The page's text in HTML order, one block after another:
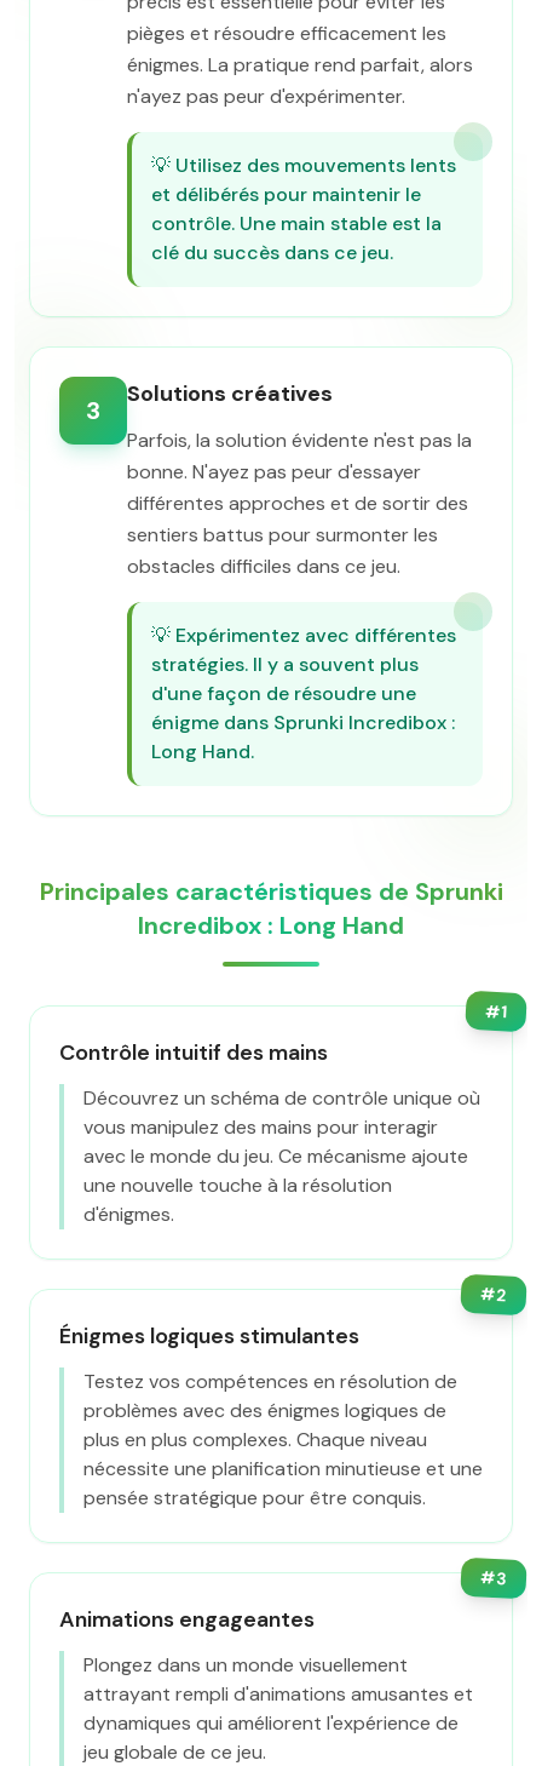
pièges et résoudre efficacement les
énigmes. La pratique rend parfait, alors
n'ayez pas peur d'expérimenter.
💡 Utilisez des mouvements lents
et délibérés pour maintenir le
contrôle. Une main stable est la
clé du succès dans ce jeu.
3
Solutions créatives
Parfois, la solution évidente n'est pas la
bonne. N'ayez pas peur d'essayer
différentes approches et de sortir des
sentiers battus pour surmonter les
obstacles difficiles dans ce jeu.
💡 Expérimentez avec différentes
stratégies. Il y a souvent plus
d'une façon de résoudre une
énigme dans Sprunki Incredibox :
Long Hand.
Principales caractéristiques de Sprunki
Incredibox : Long Hand
#1
Contrôle intuitif des mains
Découvrez un schéma de contrôle unique où
vous manipulez des mains pour interagir
avec le monde du jeu. Ce mécanisme ajoute
une nouvelle touche à la résolution
d'énigmes.
#2
Énigmes logiques stimulantes
Testez vos compétences en résolution de
problèmes avec des énigmes logiques de
plus en plus complexes. Chaque niveau
nécessite une planification minutieuse et une
pensée stratégique pour être conquis.
#3
Animations engageantes
Plongez dans un monde visuellement
attrayant rempli d'animations amusantes et
dynamiques qui améliorent l'expérience de
jeu globale de ce jeu.